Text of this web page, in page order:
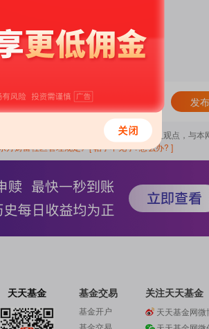
谁可评论： 发布
社区发表的所有资料、言论等仅代表个人观点，与本
方财富社区管理规定》[ 帖子不见了! 怎么办? ]
天天基金 基金交易
基金开户
关注天天基金
天天基金网微